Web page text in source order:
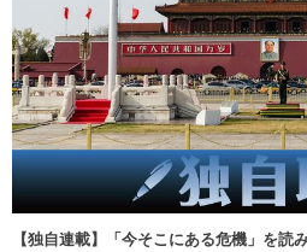
【独自連載】「今そこにある危機」を